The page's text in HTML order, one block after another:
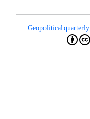
Geopolitical quarterly